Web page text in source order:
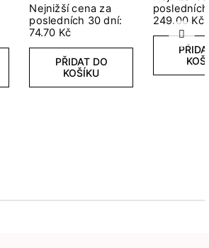
Další
Nejnižší cena za
posledních 30 dní:
74.70 Kč
PŘIDAT DO
KOŠÍKU
249.00 Kč